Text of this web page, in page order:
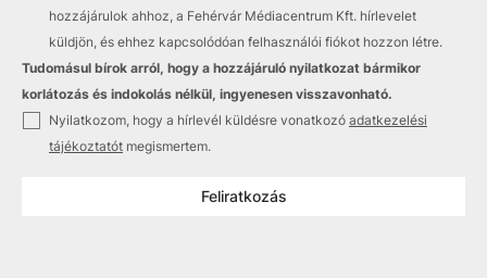
hozzájárulok ahhoz, a Fehérvár Médiacentrum Kft. hírlevelet
küldjön, és ehhez kapcsolódóan felhasználói fiókot hozzon létre.
Tudomásul bírok arról, hogy a hozzájáruló nyilatkozat bármikor
korlátozás és indokolás nélkül, ingyenesen visszavonható.
Nyilatkozom, hogy a hírlevél küldésre vonatkozó adatkezelési
tájékoztatót megismertem.
Feliratkozás